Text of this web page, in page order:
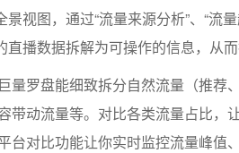
视图，通过“流量来源分析”、“流
直播数据拆解为可操作的信息，从
量罗盘能细致拆分自然流量（推荐
带动流量等。对比各类流量占比，
台对比功能让你实时监控流量峰值